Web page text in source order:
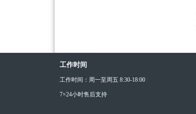
工作时间
工作时间：周一至周五 8:30-18:00
7×24小时售后支持